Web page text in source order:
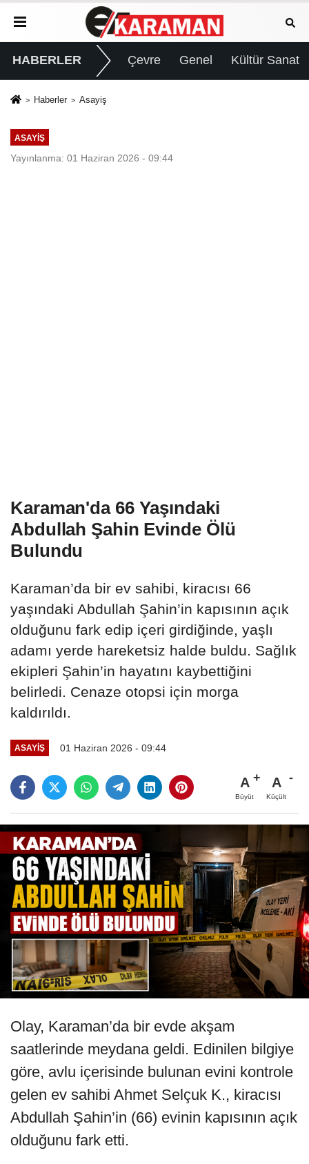
HABERLER Çevre Genel Kültür Sanat
Haberler Asayiş
ASAYIŞ
Yayınlanma: 01 Haziran 2026 - 09:44
Karaman'da 66 Yaşındaki
Abdullah Şahin Evinde Ölü
Bulundu
Karaman’da bir ev sahibi, kiracısı 66
yaşındaki Abdullah Şahin’in kapısının açık
olduğunu fark edip içeri girdiğinde, yaşlı
adamı yerde hareketsiz halde buldu. Sağlık
ekipleri Şahin’in hayatını kaybettiğini
belirledi. Cenaze otopsi için morga
kaldırıldı.
ASAYIŞ 01 Haziran 2026 - 09:44
A
Büyüt
A
Küçült
Olay, Karaman’da bir evde akşam
saatlerinde meydana geldi. Edinilen bilgiye
göre, avlu içerisinde bulunan evini kontrole
gelen ev sahibi Ahmet Selçuk K., kiracısı
Abdullah Şahin’in (66) evinin kapısının açık
olduğunu fark etti.